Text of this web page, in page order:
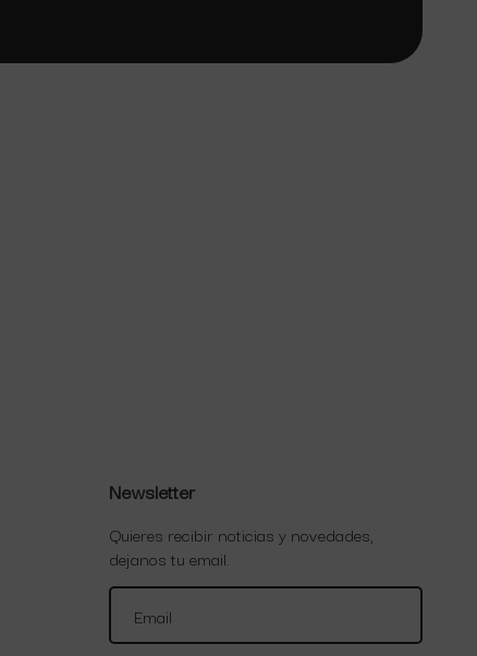
Newsletter
Quieres recibir noticias y novedades,
dejanos tu email.